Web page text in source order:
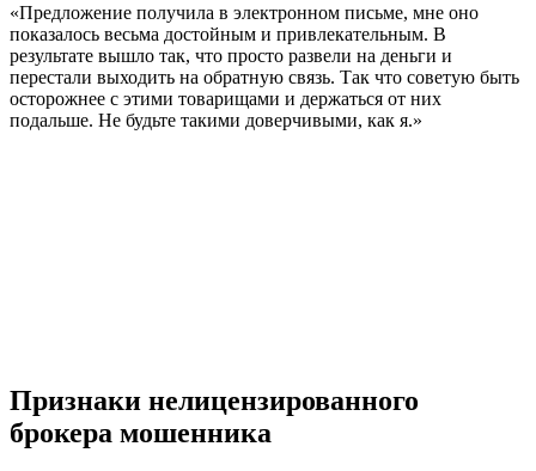
«Предложение получила в электронном письме, мне оно
показалось весьма достойным и привлекательным. В
результате вышло так, что просто развели на деньги и
перестали выходить на обратную связь. Так что советую быть
осторожнее с этими товарищами и держаться от них
подальше. Не будьте такими доверчивыми, как я.»
Признаки нелицензированного
брокера мошенника